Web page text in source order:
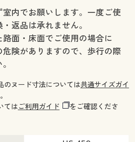
内でお願いします。一度ご使
返品は承れません。
面・床面でご使用の場合に
険がありますので、歩行の際
ヌード寸法については共通サイズガイ
てはご利用ガイド
をご確認くださ